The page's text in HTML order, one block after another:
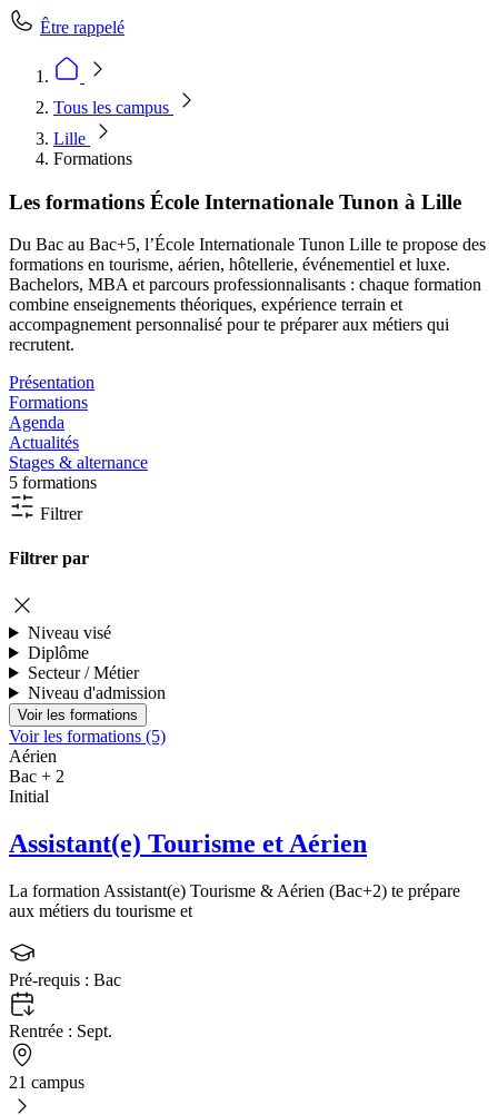
Être rappelé
Tous les campus
Lille
Formations
Les formations École Internationale Tunon à Lille
Du Bac au Bac+5, l’École Internationale Tunon Lille te propose des
formations en tourisme, aérien, hôtellerie, événementiel et luxe.
Bachelors, MBA et parcours professionnalisants : chaque formation
combine enseignements théoriques, expérience terrain et
accompagnement personnalisé pour te préparer aux métiers qui
recrutent.
Présentation
Formations
Agenda
Actualités
Stages & alternance
5 formations
Filtrer
Filtrer par
Niveau visé
Diplôme
Secteur / Métier
Niveau d'admission
Voir les formations (5)
Aérien
Bac + 2
Initial
Assistant(e) Tourisme et Aérien
La formation Assistant(e) Tourisme & Aérien (Bac+2) te prépare
aux métiers du tourisme et
Pré-requis : Bac
Rentrée : Sept.
21 campus